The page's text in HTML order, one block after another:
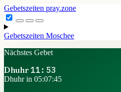
Gebetszeiten pray.zone
Gebetszeiten Moschee
Nächstes Gebet
Dhuhr 11:53
Dhuhr in 05:07:44